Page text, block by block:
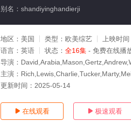
别名：shandiyinghandierji
地区： 美国 类型： 欧美综艺 上映时间
语言： 英语 状态： 全16集 - 免费在线播
导演：
主演：
更新时间： 2025-05-14
 在线观看  极速观看